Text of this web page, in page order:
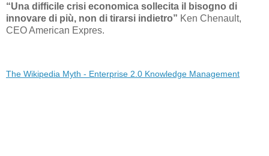
“Una difficile crisi economica sollecita il bisogno di
innovare di più, non di tirarsi indietro” Ken Chenault,
CEO American Expres.
The Wikipedia Myth - Enterprise 2.0 Knowledge Management